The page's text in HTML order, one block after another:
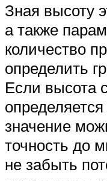
Зная высоту
а также
количество
определить
Если высота
значение
точность до
не забыть